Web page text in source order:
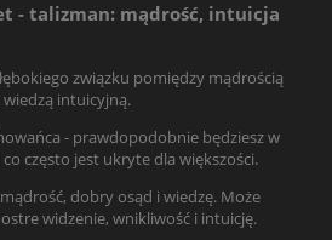
- talizman: mądrość, intuicja
związku pomiędzy mądrością
wiedzą intuicyjną.
- prawdopodobnie będziesz w
często jest ukryte dla większości.
dobry osąd i wiedzę. Może
widzenie, wnikliwość i intuicję.